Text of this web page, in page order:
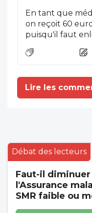
En tant que
on reçoit 60
puisqu'il faut
dimanche et
Lire les
Débat des lecteurs
Faut-il
l'Assurance
SMR faible ou